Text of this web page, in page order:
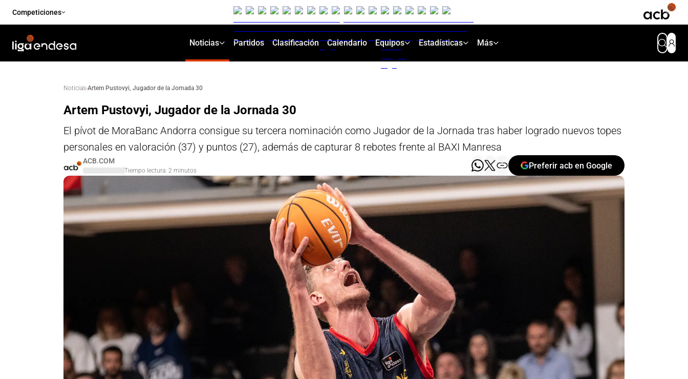
Competiciones
Noticias Partidos Clasificación Calendario Equipos Estadísticas Más
Noticias·Artem Pustovyi, Jugador de la Jornada 30
Artem Pustovyi, Jugador de la Jornada 30
El pívot de MoraBanc Andorra consigue su tercera nominación como Jugador de la Jornada tras haber logrado nuevos topes
personales en valoración (37) y puntos (27), además de capturar 8 rebotes frente al BAXI Manresa
ACB.COM
Tiempo lectura: 2 minutos
Preferir acb en Google